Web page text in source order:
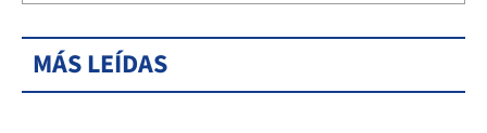
MÁS LEÍDAS